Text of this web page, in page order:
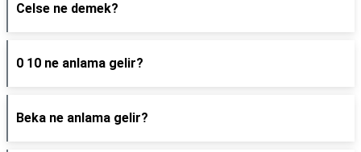
Celse ne demek?
0 10 ne anlama gelir?
Beka ne anlama gelir?